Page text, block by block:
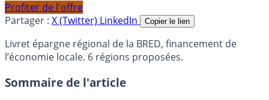
Profiter de l'offre
Partager : X (Twitter) LinkedIn Copier le lien
Livret épargne régional de la BRED, financement de
l’économie locale. 6 régions proposées.
Sommaire de l'article